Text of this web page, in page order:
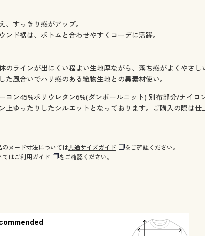
、すっきり感がアップ。
ンド裾は、ボトムと合わせやすくコーデに活躍。
のラインが出にくい程よい生地厚ながら、落ち感がよくやさし
た風合いでハリ感のある織物生地との異素材使い。
ヨン45%ポリウレタン6%(ダンボールニット) 別布部分/ナイロ
ゆったりしたシルエットとなっております。ご購入の際は仕
ヌード寸法については共通サイズガイド
をご確認ください。
てはご利用ガイド をご確認ください。